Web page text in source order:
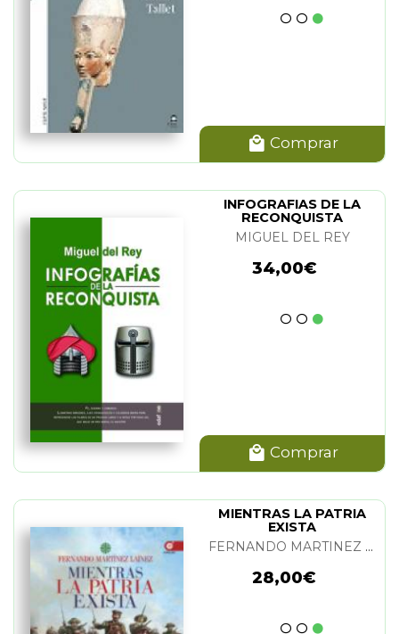
Comprar
INFOGRAFIAS DE LA
RECONQUISTA
MIGUEL DEL REY
34,00€
Comprar
MIENTRAS LA PATRIA
EXISTA
FERNANDO MARTINEZ LAINEZ
28,00€